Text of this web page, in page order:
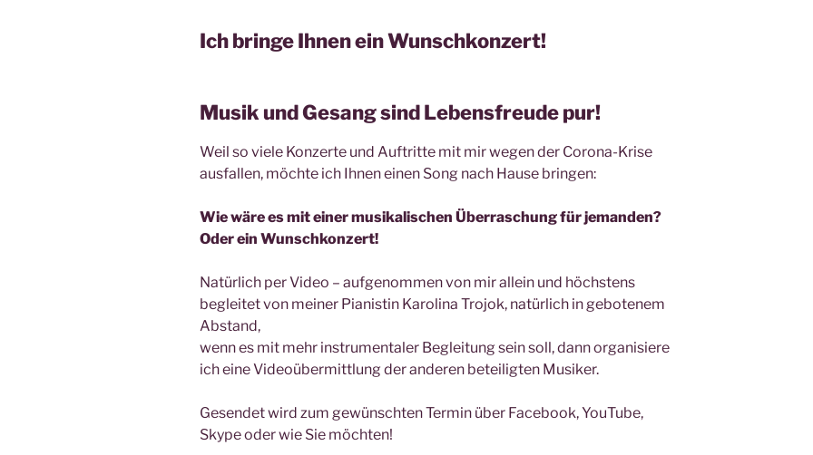
Ich bringe Ihnen ein Wunschkonzert!
Musik und Gesang sind Lebensfreude pur!
Weil so viele Konzerte und Auftritte mit mir wegen der Corona-Krise
ausfallen, möchte ich Ihnen einen Song nach Hause bringen:
Wie wäre es mit einer musikalischen Überraschung für jemanden?
Oder ein Wunschkonzert!
Natürlich per Video – aufgenommen von mir allein und höchstens
begleitet von meiner Pianistin Karolina Trojok, natürlich in gebotenem
Abstand,
wenn es mit mehr instrumentaler Begleitung sein soll, dann organisiere
ich eine Videoübermittlung der anderen beteiligten Musiker.
Gesendet wird zum gewünschten Termin über Facebook, YouTube,
Skype oder wie Sie möchten!